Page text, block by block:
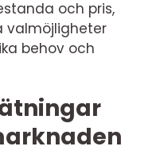
och pris,
valmöjligheter
behov och